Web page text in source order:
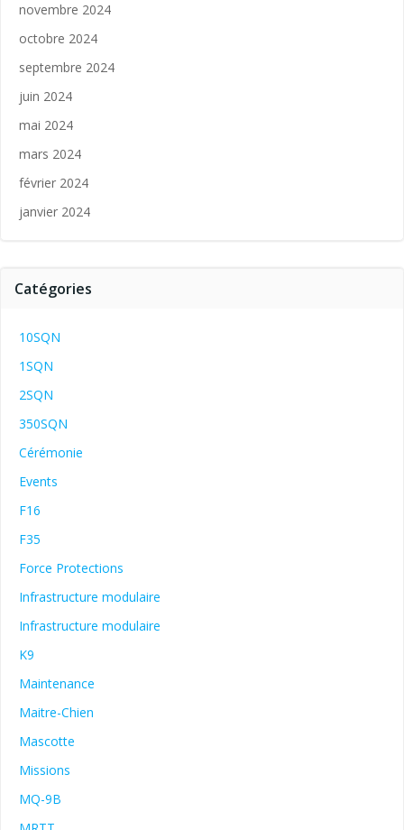
novembre 2024
octobre 2024
septembre 2024
juin 2024
mai 2024
mars 2024
février 2024
janvier 2024
Catégories
10SQN
1SQN
2SQN
350SQN
Cérémonie
Events
F16
F35
Force Protections
Infrastructure modulaire
Infrastructure modulaire
K9
Maintenance
Maitre-Chien
Mascotte
Missions
MQ-9B